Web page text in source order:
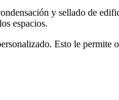
y sellado de
espacios.
Esto le permite